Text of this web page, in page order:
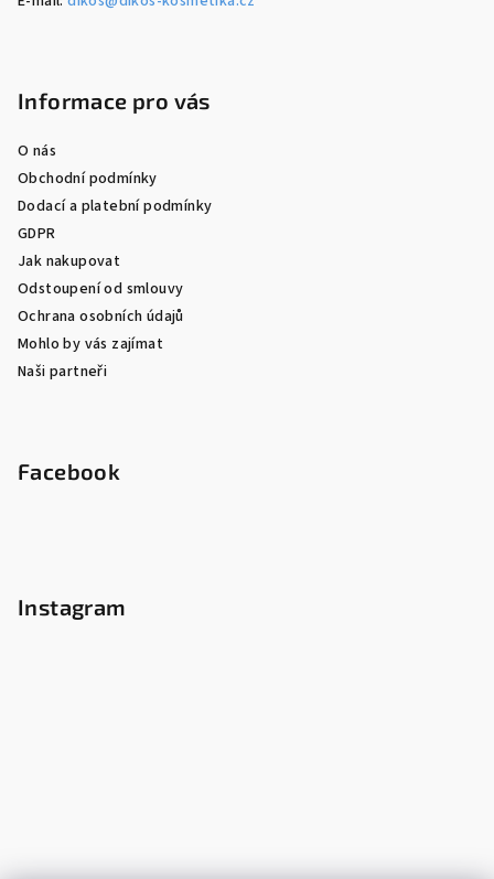
Informace pro vás
O nás
Obchodní podmínky
Dodací a platební podmínky
GDPR
Jak nakupovat
Odstoupení od smlouvy
Ochrana osobních údajů
Mohlo by vás zajímat
Naši partneři
Facebook
Instagram